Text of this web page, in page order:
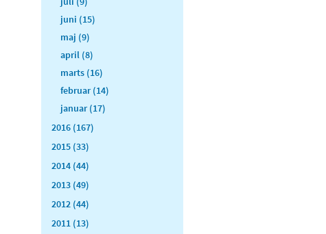
juni (15)
maj (9)
april (8)
marts (16)
februar (14)
januar (17)
2016 (167)
2015 (33)
2014 (44)
2013 (49)
2012 (44)
2011 (13)